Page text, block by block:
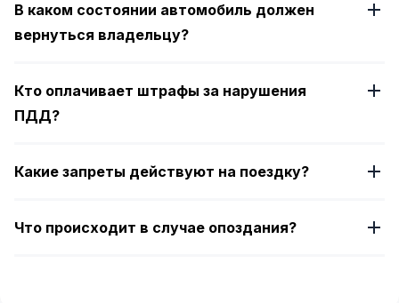
В каком состоянии автомобиль должен
вернуться владельцу?
Кто оплачивает штрафы за нарушения
ПДД?
Какие запреты действуют на поездку?
Что происходит в случае опоздания?